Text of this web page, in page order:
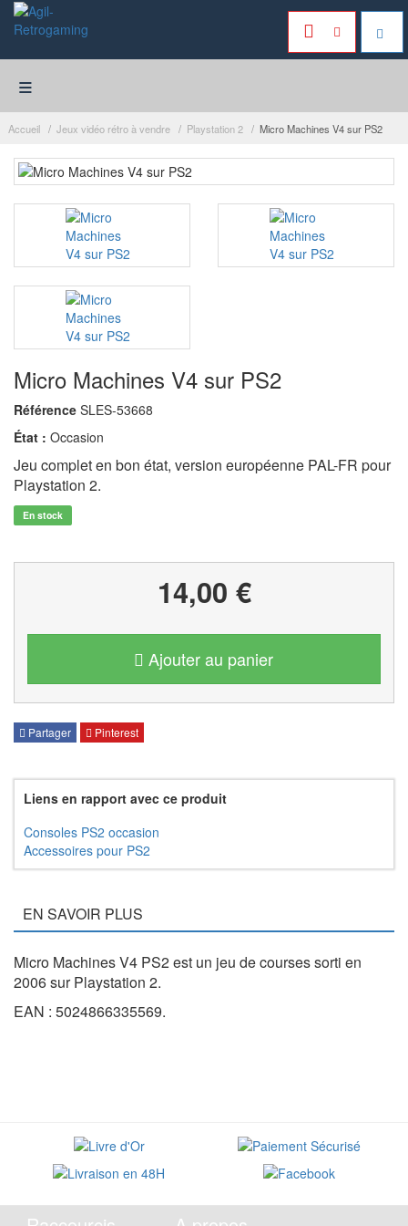
≡
Accueil Jeux vidéo rétro à vendre Playstation 2 Micro Machines V4 sur PS2
Micro Machines V4 sur PS2
Référence SLES-53668
État : Occasion
Jeu complet en bon état, version européenne PAL-FR pour
Playstation 2.
En stock
14,00 €
Ajouter au panier
Partager Pinterest
Liens en rapport avec ce produit
Consoles PS2 occasion
Accessoires pour PS2
EN SAVOIR PLUS
Micro Machines V4 PS2 est un jeu de courses sorti en
2006 sur Playstation 2.
EAN : 5024866335569.